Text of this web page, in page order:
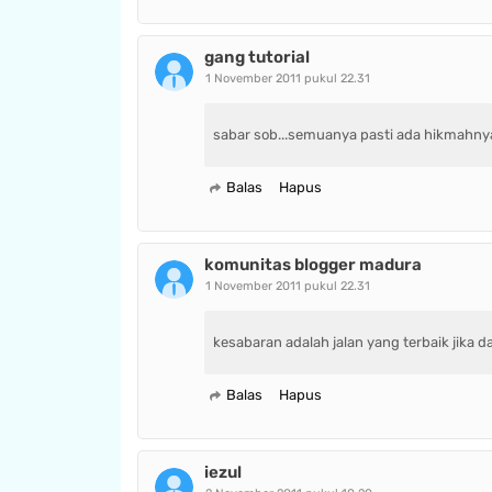
gang tutorial
1 November 2011 pukul 22.31
sabar sob...semuanya pasti ada
Balas Hapus
komunitas blogger madura
1 November 2011 pukul 22.31
kesabaran adalah jalan yang terbaik jika
Balas Hapus
iezul